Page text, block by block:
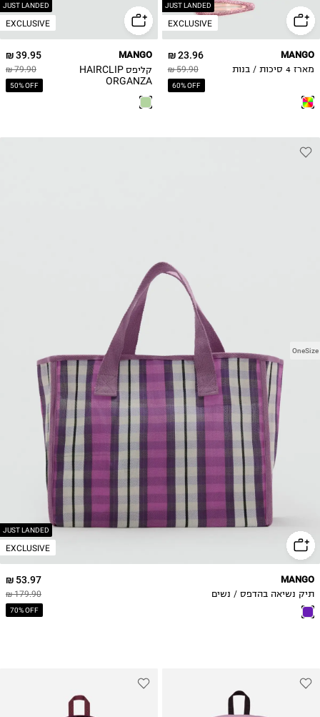
JUST LANDED
EXCLUSIVE
23.96 ₪
59.90 ₪
60% OFF
MANGO
מארז 4 סיכות / בנות
JUST LANDED
EXCLUSIVE
39.95 ₪
79.90 ₪
50% OFF
MANGO
קליפס HAIRCLIP
ORGANZA
JUST LANDED
EXCLUSIVE
OneSize
53.97 ₪
179.90 ₪
70% OFF
MANGO
תיק נשיאה בהדפס / נשים